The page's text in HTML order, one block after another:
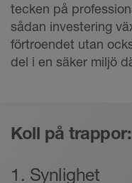
tecken på
sådan investering
förtroendet utan
del i en säker miljö
Koll på
1. Synlighet